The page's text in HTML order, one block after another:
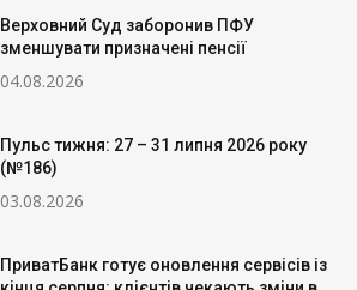
Верховний Суд заборонив ПФУ
зменшувати призначені пенсії
04.08.2026
Пульс тижня: 27 – 31 липня 2026 року
(№186)
03.08.2026
ПриватБанк готує оновлення сервісів із